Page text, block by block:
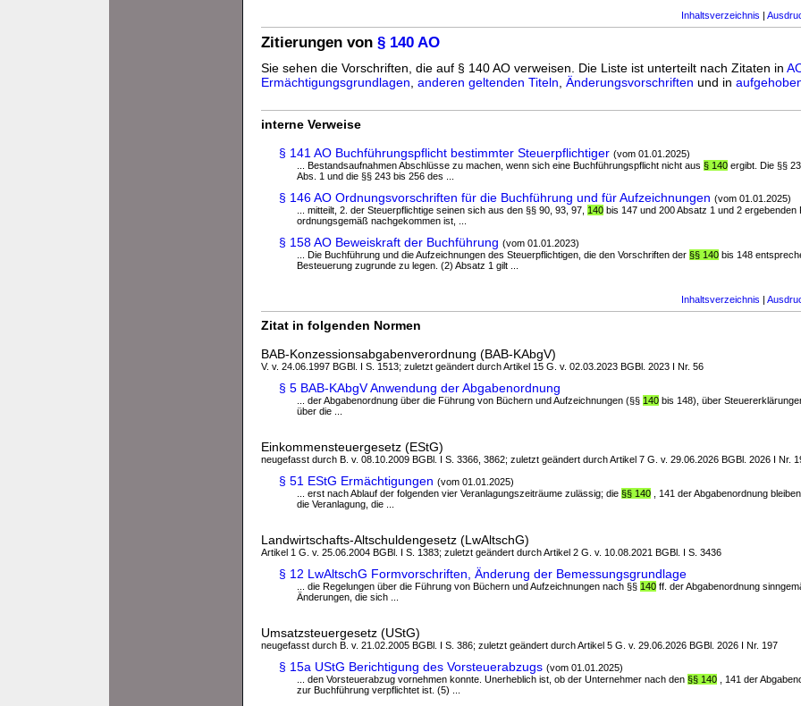
Inhaltsverzeichnis |
Zitierungen von § 140 AO
Sie sehen die Vorschriften, die auf § 140 AO verweisen. Die Liste ist unterteilt nach Zitaten in
Ermächtigungsgrundlagen anderen geltenden Titeln Änderungsvorschriften und in
interne Verweise
§ 141 AO Buchführungspflicht bestimmter Steuerpflichtiger (vom 01.01.2025)
... Bestandsaufnahmen Abschlüsse zu machen, wenn sich eine Buchführungspflicht nicht aus § 140 ergibt. Die §§
Abs. 1 und die §§ 243 bis 256 des ...
§ 146 AO Ordnungsvorschriften für die Buchführung und für Aufzeichnungen (vom 01.01.2025)
... mitteilt, 2. der Steuerpflichtige seinen sich aus den §§ 90, 93, 97, 140 bis 147 und 200 Absatz 1 und 2 ergebenden
ordnungsgemäß nachgekommen ist, ...
§ 158 AO Beweiskraft der Buchführung (vom 01.01.2023)
... Die Buchführung und die Aufzeichnungen des Steuerpflichtigen, die den Vorschriften der §§ 140 bis 148
Besteuerung zugrunde zu legen. (2) Absatz 1 gilt ...
Inhaltsverzeichnis |
Zitat in folgenden Normen
BAB-Konzessionsabgabenverordnung (BAB-KAbgV)
V. v. 24.06.1997 BGBl. I S. 1513; zuletzt geändert durch Artikel 15 G. v. 02.03.2023 BGBl. 2023 I Nr. 56
§ 5 BAB-KAbgV Anwendung der Abgabenordnung
... der Abgabenordnung über die Führung von Büchern und Aufzeichnungen (§§ 140 bis 148), über
über die ...
Einkommensteuergesetz (EStG)
neugefasst durch B. v. 08.10.2009 BGBl. I S. 3366, 3862; zuletzt geändert durch Artikel 7 G. v. 29.06.2026 BGBl. 2026 I Nr.
§ 51 EStG Ermächtigungen (vom 01.01.2025)
... erst nach Ablauf der folgenden vier Veranlagungszeiträume zulässig; die §§ 140 , 141 der Abgabenordnung
die Veranlagung, die ...
Landwirtschafts-Altschuldengesetz (LwAltschG)
Artikel 1 G. v. 25.06.2004 BGBl. I S. 1383; zuletzt geändert durch Artikel 2 G. v. 10.08.2021 BGBl. I S. 3436
§ 12 LwAltschG Formvorschriften, Änderung der Bemessungsgrundlage
... die Regelungen über die Führung von Büchern und Aufzeichnungen nach §§ 140 ff. der Abgabenordnung
Änderungen, die sich ...
Umsatzsteuergesetz (UStG)
neugefasst durch B. v. 21.02.2005 BGBl. I S. 386; zuletzt geändert durch Artikel 5 G. v. 29.06.2026 BGBl. 2026 I Nr. 197
§ 15a UStG Berichtigung des Vorsteuerabzugs (vom 01.01.2025)
... den Vorsteuerabzug vornehmen konnte. Unerheblich ist, ob der Unternehmer nach den §§ 140 , 141 der
zur Buchführung verpflichtet ist. (5) ...